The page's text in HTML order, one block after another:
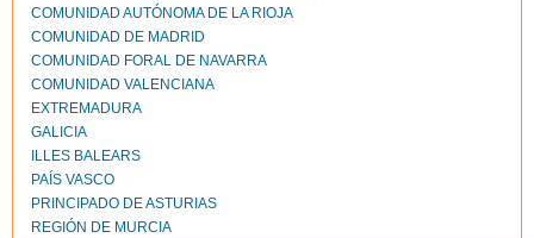
COMUNIDAD AUTÓNOMA DE LA RIOJA
COMUNIDAD DE MADRID
COMUNIDAD FORAL DE NAVARRA
COMUNIDAD VALENCIANA
EXTREMADURA
GALICIA
ILLES BALEARS
PAÍS VASCO
PRINCIPADO DE ASTURIAS
REGIÓN DE MURCIA